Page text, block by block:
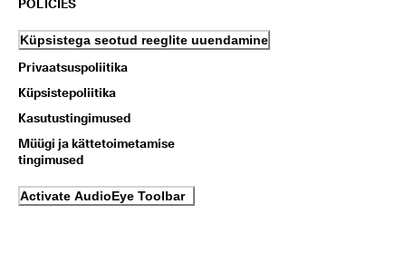
POLICIES
Küpsistega seotud reeglite uuendamine
Privaatsuspoliitika
Küpsistepoliitika
Kasutustingimused
Müügi ja kättetoimetamise
tingimused
Activate AudioEye Toolbar